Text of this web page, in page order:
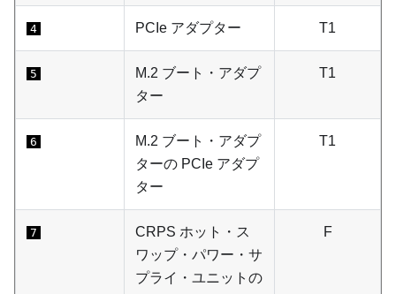
4 PCIe アダプター T1
5
M.2 ブート・アダプ
ター
T1
6
M.2 ブート・アダプ
ターの PCIe アダプ
ター
T1
7
CRPS ホット・ス
ワップ・パワー・サ
プライ・ユニットの
F